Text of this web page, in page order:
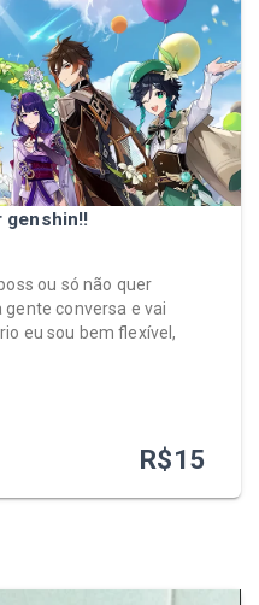
genshin!!
ou só não quer
conversa e vai
eu sou bem flexível,
R$15